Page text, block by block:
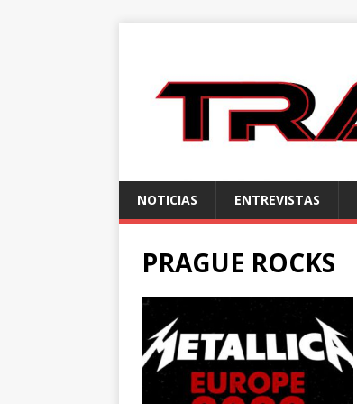
NOTICIAS ENTREVISTAS
PRAGUE ROCKS